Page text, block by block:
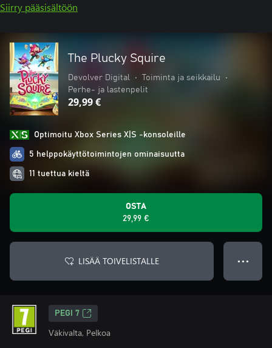
Siirry pääsisältöön
The Plucky Squire
Devolver Digital • Toiminta ja seikkailu
•
Perhe- ja lastenpelit
29,99 €
Optimoitu Xbox Series X|S -konsoleille
5 helppokäyttötoimintojen ominaisuutta
11 tuettua kieltä
OSTA
29,99 €
LISÄÄ TOIVELISTALLE ● ● ●
PEGI 7
Väkivalta, Pelkoa